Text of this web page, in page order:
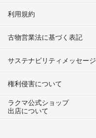
利用規約
古物営業法に基づく表記
サステナビリティメッセージ
権利侵害について
ラクマ公式ショップ
出店について